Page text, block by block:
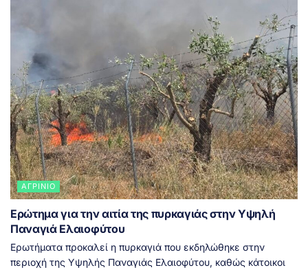
ΑΓΡΊΝΙΟ
Ερώτημα για την αιτία της πυρκαγιάς στην Υψηλή
Παναγιά Ελαιοφύτου
Ερωτήματα προκαλεί η πυρκαγιά που εκδηλώθηκε στην
περιοχή της Υψηλής Παναγιάς Ελαιοφύτου, καθώς κάτοικοι